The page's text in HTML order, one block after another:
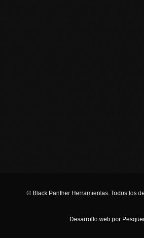
© Black Panther Herramientas. Todos los
Desarrollo web por